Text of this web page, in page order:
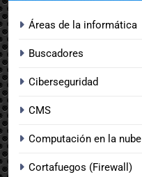
Áreas de la informática
Buscadores
Ciberseguridad
CMS
Computación en la nube
Cortafuegos (Firewall)